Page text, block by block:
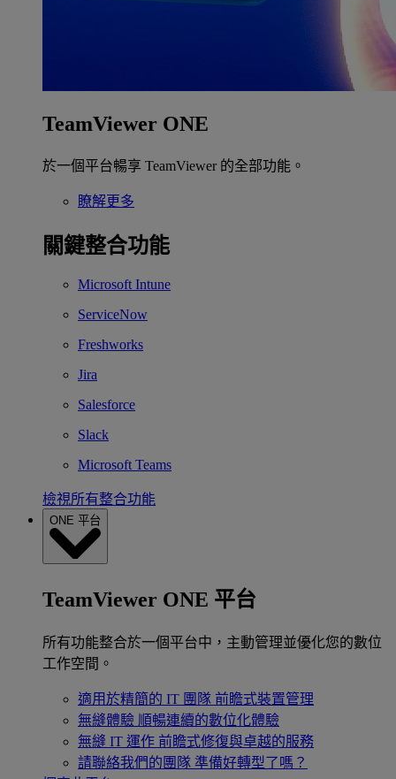
TeamViewer ONE
於一個平台暢享 TeamViewer 的全部功能。
瞭解更多
關鍵整合功能
Microsoft Intune
ServiceNow
Freshworks
Jira
Salesforce
Slack
Microsoft Teams
檢視所有整合功能
ONE 平台
TeamViewer ONE 平台
所有功能整合於一個平台中，主動管理並優化您的數位
工作空間。
適用於精簡的 IT 團隊 前瞻式裝置管理
無縫體驗 順暢連續的數位化體驗
無縫 IT 運作 前瞻式修復與卓越的服務
請聯絡我們的團隊 準備好轉型了嗎？